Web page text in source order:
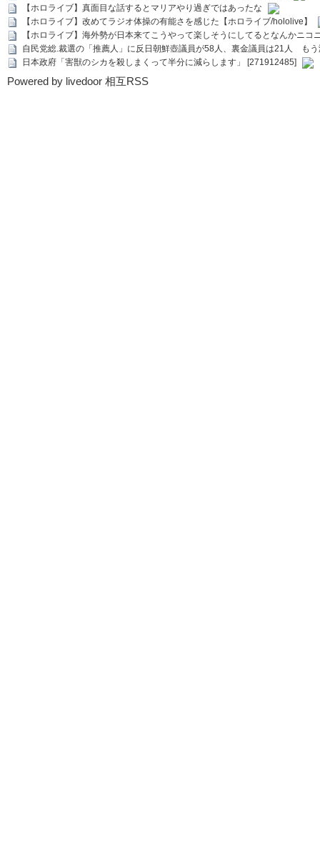
【ホロライブ】真面目な話するとマリアやり過ぎではあったな
【ホロライブ】改めてラジオ体操の有能さを感じた【ホロライブ/hololive】
【ホロライブ】海外勢が日本来てこうやって楽しそうにしてるとなんかニコ
自民党総.裁選の「推薦人」に反日朝鮮壺議員が58人、裏金議員は21人 も
日本政府「害獣のシカを殺しまくって半分に減らします」 [271912485]
Powered by livedoor 相互RSS